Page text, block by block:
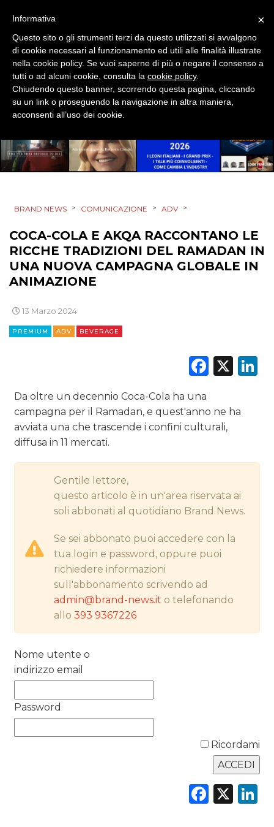
MOBILE
PROMOZIONI
PRODOTTI
CSR
CINEMA
DIGITALE
EDITORIA
ESTERNA
TV
RICERCHE
PREVISIONI/SCENARI
NORMATIVE
CASE HISTORY
BRAND NEWS > COMUNICAZIONE > ADV >
COCA-COLA E AKQA RACCONTANO LE
RICCHE TRADIZIONI DEL RAMADAN IN
UNA NUOVA CAMPAGNA GLOBALE IN
ANIMAZIONE
13 Marzo 2024
PREMIUM ADV BEVERAGE
X
Da oltre un decennio Coca-Cola ha una
campagna per il Ramadan, e quest'anno ne ha
avviata una che trascende i confini culturali,
diffusa in 11 mercati.
Gentile lettore,
questo articolo è in un'area riservata ai
soli abbonati al quotidiano Brand News.
Se sei abbonato puoi accedere con la
tua login e password, oppure puoi
richiedere informazioni
sull'abbonamento scrivendo ad
admin@brand-news.it o telefonando
allo393 9367226
Nome utente o
indirizzo email
Password
Ricordami
X
×
Informativa
Questo sito o gli strumenti terzi da questo utilizzati si avvalgono
di cookie necessari al funzionamento ed utili alle finalità illustrate
nella cookie policy. Se vuoi saperne di più o negare il consenso a
tutti o ad alcuni cookie, consulta la cookie policy.
Chiudendo questo banner, scorrendo questa pagina, cliccando
su un link o proseguendo la navigazione in altra maniera,
acconsenti all’uso dei cookie.